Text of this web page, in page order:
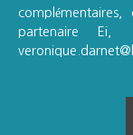
partenaire